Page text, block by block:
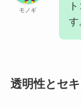
モノギ
す
透明性とセ